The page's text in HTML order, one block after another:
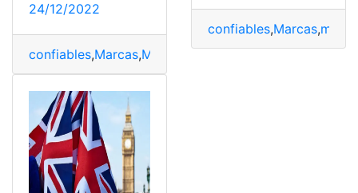
24/12/2022
confiables,Marcas,Modelos
confiables,Marcas,